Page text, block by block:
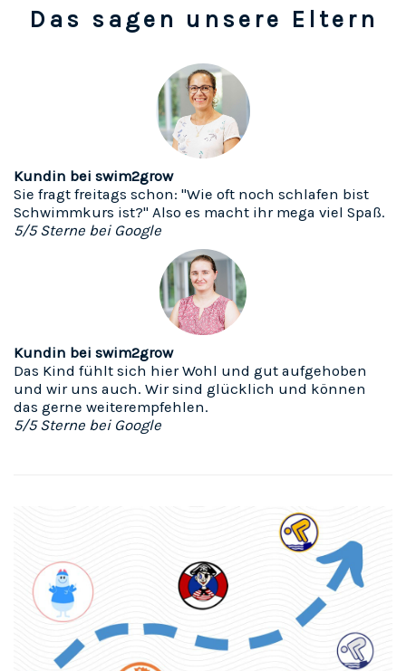
Das sagen unsere Eltern
Kundin bei swim2grow
Sie fragt freitags schon: "Wie oft noch schlafen bist
Schwimmkurs ist?" Also es macht ihr mega viel Spaß.
5/5 Sterne bei Google
Kundin bei swim2grow
Das Kind fühlt sich hier Wohl und gut aufgehoben
und wir uns auch. Wir sind glücklich und können
das gerne weiterempfehlen.
5/5 Sterne bei Google